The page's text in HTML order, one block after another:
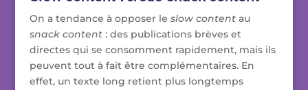
On a tendance à opposer le slow contentau
snack content: des publications brèves et
directes qui se consomment rapidement, mais ils
peuvent tout à fait être complémentaires. En
effet, un texte long retient plus longtemps